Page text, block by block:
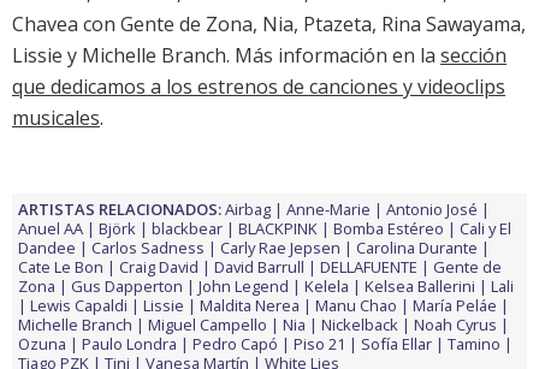
Chavea con Gente de Zona, Nia, Ptazeta, Rina Sawayama,
Lissie y Michelle Branch. Más información en la sección
que dedicamos a los estrenos de canciones y videoclips
musicales.
ARTISTAS RELACIONADOS:Airbag Anne-Marie
Antonio José
Anuel AA
Björk blackbear BLACKPINK Bomba Estéreo
Cali y El
Dandee
Carlos Sadness Carly Rae Jepsen
Carolina Durante
Cate Le Bon
Craig David David Barrull DELLAFUENTE
Gente de
Zona
Gus Dapperton John Legend Kelela Kelsea Ballerini
Lali
Lewis Capaldi
Lissie Maldita Nerea Manu Chao
María Peláe
Michelle Branch
Miguel Campello Nia Nickelback
Noah Cyrus
Ozuna
Paulo Londra Pedro Capó Piso 21 Sofía Ellar
Tamino
Tiago PZK
Tini Vanesa Martín White Lies